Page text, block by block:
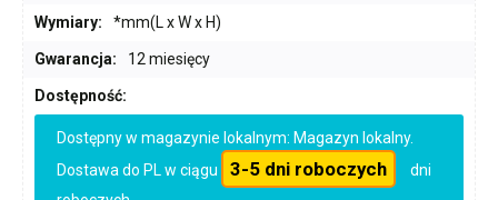
Wymiary: *mm(L x W x H)
Gwarancja: 12 miesięcy
Dostępność:
Dostępny w magazynie lokalnym: Magazyn lokalny.
Dostawa do PL w ciągu
3-5 dni roboczych
dni